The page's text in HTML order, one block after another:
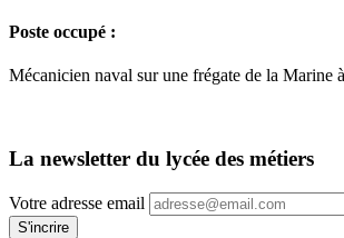
Poste occupé :
Mécanicien naval sur une frégate de la Marine
La newsletter du lycée des métiers
Votre adresse email